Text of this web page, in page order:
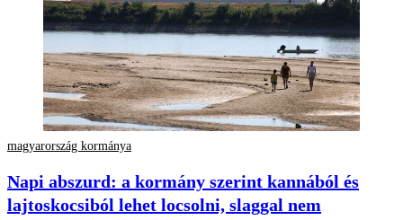
magyarország kormánya
Napi abszurd: a kormány szerint kannából és
lajtoskocsiból lehet locsolni, slaggal nem